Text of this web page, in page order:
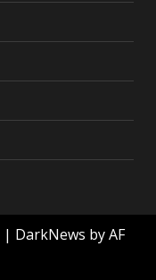
| DarkNews by AF